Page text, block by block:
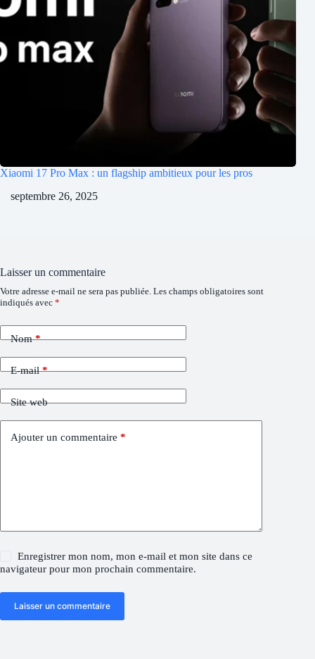
Xiaomi 17 Pro Max : un flagship ambitieux pour les pros
septembre 26, 2025
Laisser un commentaire
Votre adresse e-mail ne sera pas publiée. Les champs obligatoires sont
indiqués avec *
Nom*
E-mail*
Site web
Ajouter un commentaire *
Enregistrer mon nom, mon e-mail et mon site dans ce
navigateur pour mon prochain commentaire.
Laisser un commentaire